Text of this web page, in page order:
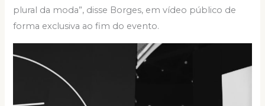
plural da moda”, disse Borges, em vídeo público de
forma exclusiva ao fim do evento.